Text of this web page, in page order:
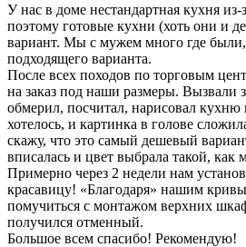
У нас в доме нестандартная кухня
поэтому готовые кухни (хоть они и
вариант. Мы с мужем много где
подходящего варианта.
После всех походов по торговым
на заказ под наши размеры. Вызвали
обмерил, посчитал, нарисовал кухню
хотелось, и картинка в голове
скажу, что это самый дешевый
вписалась и цвет выбрала такой, как
Примерно через 2 недели нам
красавицу! «Благодаря» нашим
помучиться с монтажом верхних
получился отменный.
Большое всем спасибо! Рекомендую!